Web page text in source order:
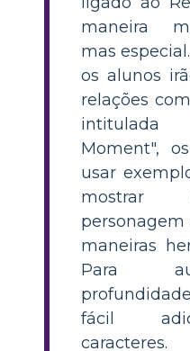
maneira
mas
os alunos
relações
Moment",
usar
mostrar
maneiras
Para
fácil
caracteres.